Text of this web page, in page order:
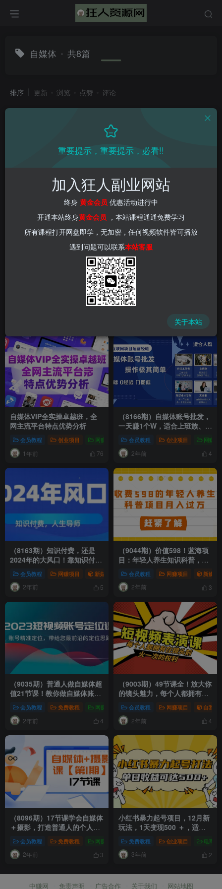
自媒体 共8篇
排序 更新 浏览 点赞 评论
自媒体VIP全实操卓越班，全
网主流平台特点优势分析
会员教程 创业项目 网赚项目 新媒体项目 爆粉引流项目
1年前 76
（8166期）自媒体账号批发，
一天赚1个W，适合上班族、宝
妈、大学生、在家创业者
会员教程 创业项目 网赚项
2年前 4
（8163期）知识付费，还是
2024年的大风口！靠知识付费
年入百万很正常！再不抓住就
晚了！
会员教程 网赚项目 新媒体项目 网赚项目
2年前 5
（9044期）价值598！蓝海项
目：年轻人养生知识科普，月
会员教程 网赚项目 新媒体
2年前 3
（9035期）普通人做自媒体超
值21节课！教你做自媒体账号
精准定位，带给您最前沿的定
位思路
会员教程 免费教程 网赚项目 短视频运营 网赚项目
2年前 4
（9003期）49节课全！放大你
的镜头魅力，每个人都拥有在
镜头前火一次的权利，下一个
火爆全网的说不定就是你！
会员教程 网赚项目 自我提
2年前 4
（8096期）17节课学会自媒体
＋摄影，打造普通人的个人
台！会员教程 免费教程 网赚项目
2年前 3
小红书暴力起号项目，12月新
玩法，1天变现500 ＋，适合
免费教程 创业项目 电商教
3年前 2
中赚网 免责声明 广告合作 关于我们 网站地图
重要提示，重要提示，必看!!
加入狂人副业网站
终身 黄金会员 优惠活动进行中
开通本站终身黄金会员 ，本站课程通通免费学习
所有课程打开网盘即学，无加密，任何视频软件皆可播放
遇到问题可以联系本站客服
关于本站